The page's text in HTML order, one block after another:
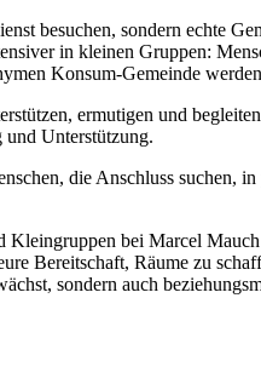
besuchen, sondern echte
in kleinen Gruppen:
Konsum-Gemeinde
ermutigen und
und Unterstützung.
die Anschluss suchen,
Kleingruppen bei Marcel
Bereitschaft, Räume zu
sondern auch